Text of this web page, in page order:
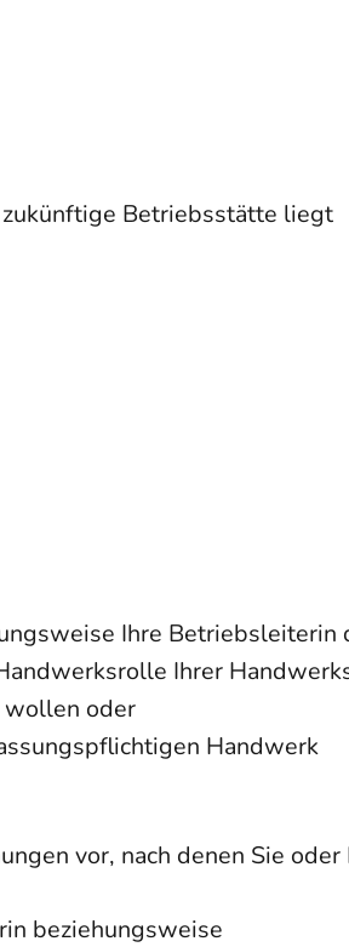
Betriebsstätte liegt
Ihre
Ihrer
wollen oder
Handwerk
vor, nach denen Sie
beziehungsweise